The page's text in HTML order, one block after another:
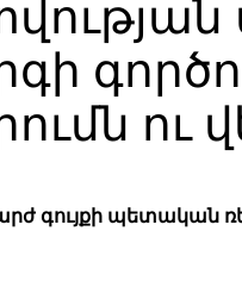
ու
գույքի պետական